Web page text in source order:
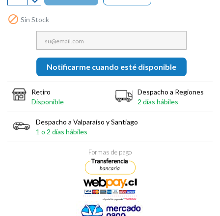
 Sin Stock
Notificarme cuando esté disponible
Retiro
Disponible
Despacho a Regiones
2 días hábiles
Despacho a Valparaíso y Santiago
1 o 2 días hábiles
Formas de pago